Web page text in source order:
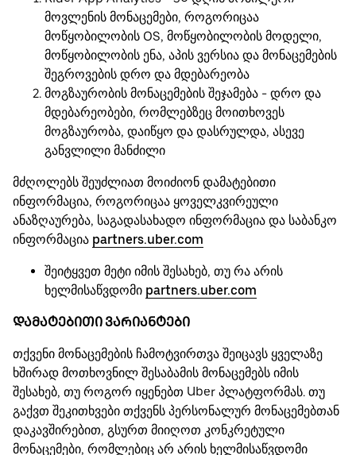
მოვლენის მონაცემები, როგორიცაა
მოწყობილობის OS, მოწყობილობის მოდელი,
მოწყობილობის ენა, აპის ვერსია და მონაცემების
შეგროვების დრო და მდებარეობა
მოგზაურობის მონაცემების შეჯამება - დრო და
მდებარეობები, რომლებზეც მოითხოვეს
მოგზაურობა, დაიწყო და დასრულდა, ასევე
განვლილი მანძილი
მძღოლებს შეუძლიათ მოიძიონ დამატებითი
ინფორმაცია, როგორიცაა ყოველკვირეული
ანაზღაურება, საგადასახადო ინფორმაცია და საბანკო
ინფორმაცია partners.uber.com
შეიტყვეთ მეტი იმის შესახებ, თუ რა არის
ხელმისაწვდომი partners.uber.com
ᲓᲐᲛᲐᲢᲔᲑᲘᲗᲘ ᲕᲐᲠᲘᲐᲜᲢᲔᲑᲘ
თქვენი მონაცემების ჩამოტვირთვა შეიცავს ყველაზე
ხშირად მოთხოვნილ შესაბამის მონაცემებს იმის
შესახებ, თუ როგორ იყენებთ Uber პლატფორმას. თუ
გაქვთ შეკითხვები თქვენს პერსონალურ მონაცემებთან
დაკავშირებით, გსურთ მიიღოთ კონკრეტული
მონაცემები, რომლებიც არ არის ხელმისაწვდომი